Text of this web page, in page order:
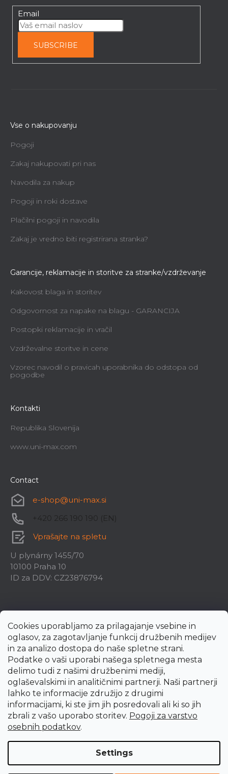
Cookies uporabljamo za prilagajanje vsebine in
oglasov, za zagotavljanje funkcij družbenih medijev
in za analizo dostopa do naše spletne strani.
Podatke o vaši uporabi našega spletnega mesta
delimo tudi z našimi družbenimi mediji,
oglaševalskimi in analitičnimi partnerji. Naši partnerji
lahko te informacije združijo z drugimi
informacijami, ki ste jim jih posredovali ali ki so jih
zbrali z vašo uporabo storitev. Pogoji za varstvo
osebnih podatkov.
Settings
Email
SUBSCRIBE
Vse o nakupovanju
Pogoji
Zakaj nakupovati pri nas
Navodila za nakup
Pogoji in roki dostave
Plačilni pogoji in navodila
Zakaj je vredno biti registrirana stranka?
Garancije, reklamacije in storitve za stranke/vzdrževanje
Kakovost blaga in storitev
Odgovornost za napake na blagu - GARANCIJA
Postopki reklamacije in vračil
Vzdrževalne storitve in cene
Vzorec navodil o pravicah uporabnika do odstopa od
pogodbe
Kontakti
Republika Slovenija
www.uni-max.com
Contact
e-shop@uni-max.si
+420 266 190 190 (EN)
Vprašajte na spletu
U plynárny 1455/70
10100 Praha 10
ID za DDV: CZ23876794
Created by Shoptet Premium
settings